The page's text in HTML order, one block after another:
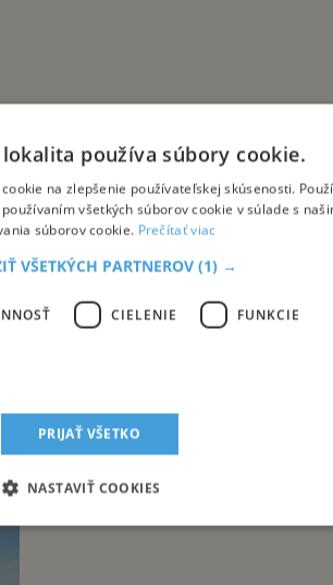
sa do neho nechcel nasťahovať? Taliansko
používa súbory cookie.
na zlepšenie používateľskej skúsenosti.
všetkých súborov cookie v súlade s
súborov cookie. Prečítať viac
VŠETKÝCH PARTNEROV (1) →
CIELENIE FUNKCIE
PRIJAŤ VŠETKO
NASTAVIŤ COOKIES